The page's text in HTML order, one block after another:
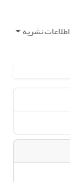
اطلاعات نشریه